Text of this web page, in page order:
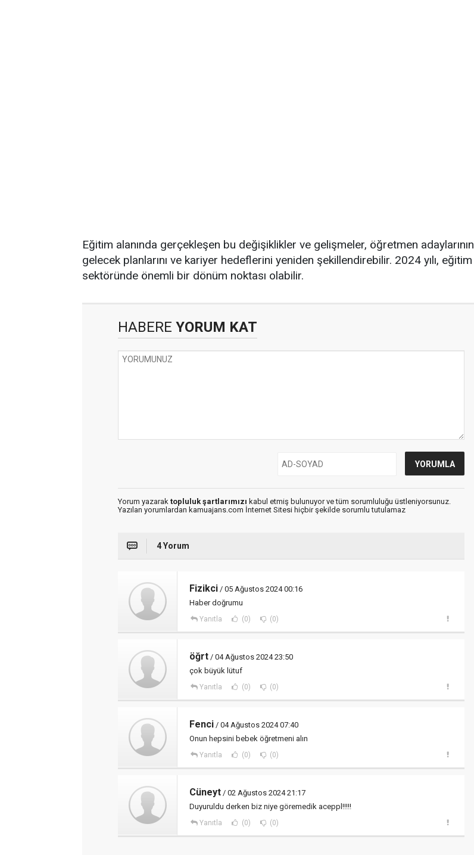
Eğitim alanında gerçekleşen bu değişiklikler ve gelişmeler, öğretmen adaylarının
gelecek planlarını ve kariyer hedeflerini yeniden şekillendirebilir. 2024 yılı, eğitim
sektöründe önemli bir dönüm noktası olabilir.
HABERE YORUM KAT
Yorum yazarak topluluk şartlarımızı kabul etmiş bulunuyor ve tüm sorumluluğu üstleniyorsunuz.
Yazılan yorumlardan kamuajans.com İnternet Sitesi hiçbir şekilde sorumlu tutulamaz
4 Yorum
Fizikci / 05 Ağustos 2024 00:16
Haber doğrumu
Yanıtla (0) (0)
öğrt / 04 Ağustos 2024 23:50
çok büyük lütuf
Yanıtla (0) (0)
Fenci / 04 Ağustos 2024 07:40
Onun hepsini bebek öğretmeni alın
Yanıtla (0) (0)
Cüneyt / 02 Ağustos 2024 21:17
Duyuruldu derken biz niye göremedik aceppl!!!!!
Yanıtla (0) (0)